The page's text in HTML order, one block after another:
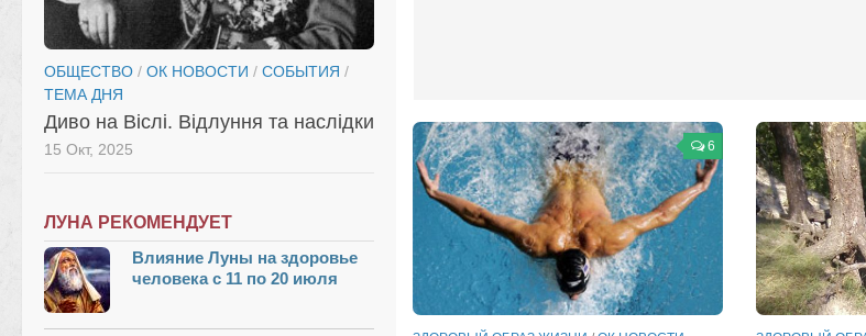
6
ОБЩЕСТВО / ОК НОВОСТИ / СОБЫТИЯ /
ТЕМА ДНЯ
Диво на Віслі. Відлуння та наслідки
15 Окт, 2025
ЛУНА РЕКОМЕНДУЕТ
Влияние Луны на здоровье
человека с 11 по 20 июля